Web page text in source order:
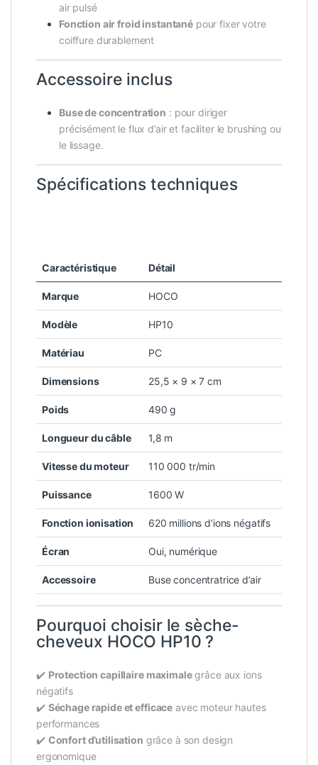
air pulsé
Fonction air froid instantanépour fixer votre
coiffure durablement
Accessoire inclus
Buse de concentration : pour diriger
précisément le flux d’air et faciliter le brushing ou
le lissage.
Spécifications techniques
Caractéristique Détail
Marque HOCO
Modèle HP10
Matériau PC
Dimensions 25,5 × 9 × 7 cm
Poids 490 g
Longueur du câble 1,8 m
Vitesse du moteur 110 000 tr/min
Puissance 1600 W
Fonction ionisation 620 millions d’ions négatifs
Écran Oui, numérique
Accessoire Buse concentratrice d’air
Pourquoi choisir le sèche-
cheveux HOCO HP10 ?
✔️ Protection capillaire maximalegrâce aux ions
négatifs
✔️ Séchage rapide et efficace avec moteur hautes
performances
✔️ Confort d’utilisation grâce à son design
ergonomique